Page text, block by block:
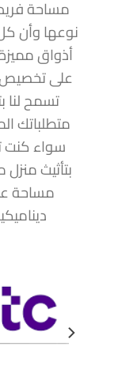
مساحة
نوعها وأن
أذواق
على تخصيص
تسمح لنا
متطلباتك
سواء
بتأثيث منزل
مساحة